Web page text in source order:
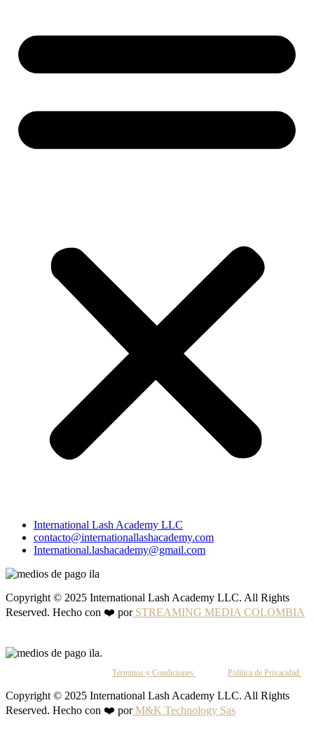
International Lash Academy LLC
contacto@internationallashacademy.com
International.lashacademy@gmail.com
Copyright © 2025 International Lash Academy LLC. All Rights
Reserved. Hecho con ❤️ porSTREAMING MEDIA COLOMBIA
Términos y Condiciones Política de Privacidad
Copyright © 2025 International Lash Academy LLC. All Rights
Reserved. Hecho con ❤️ porM&K Technology Sas